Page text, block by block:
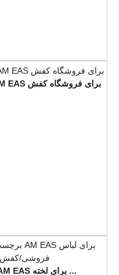
برچسب سخت YS215 super tag2 AM EAS برای فروشگاه کفش
تگ مداد حاد YS205 تگ سخت AM EAS برای لخته ...